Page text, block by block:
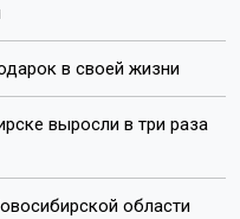
в своей жизни
выросли в три раза
области